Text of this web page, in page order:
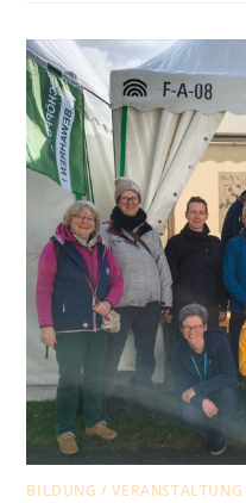
BILDUNG / VERANSTALTUNG